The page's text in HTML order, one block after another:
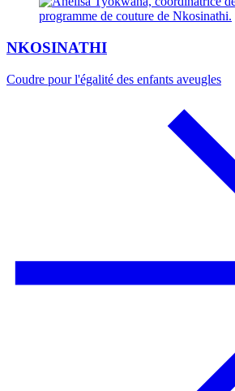
NKOSINATHI
Coudre pour l'égalité des enfants aveugles